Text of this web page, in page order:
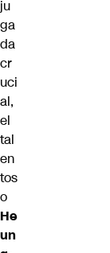
ju
ga
da
cr
uci
al,
el
tal
en
tos
o
He
un